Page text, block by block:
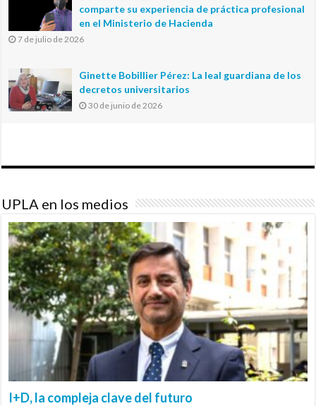
comparte su experiencia de práctica profesional
en el Ministerio de Hacienda
7 de julio de 2026
Ginette Bobillier Pérez: La leal guardiana de los
decretos universitarios
30 de junio de 2026
UPLA en los medios
I+D, la compleja clave del futuro